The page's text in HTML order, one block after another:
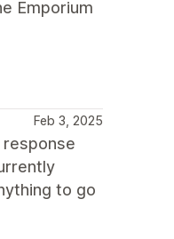
Emporium
Feb 3, 2025
to go